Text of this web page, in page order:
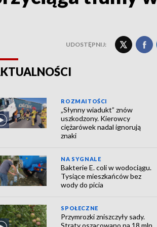
UDOSTĘPNIJ:
ROZMAITOŚCI
„Słynny wiadukt” znów
uszkodzony. Kierowcy
ciężarówek nadal ignorują
znaki
NA SYGNALE
Bakterie E. coli w wodociągu.
Tysiące mieszkańców bez
wody do picia
SPOŁECZNE
Przymrozki zniszczyły sady.
Straty oszacowano na 18 mln